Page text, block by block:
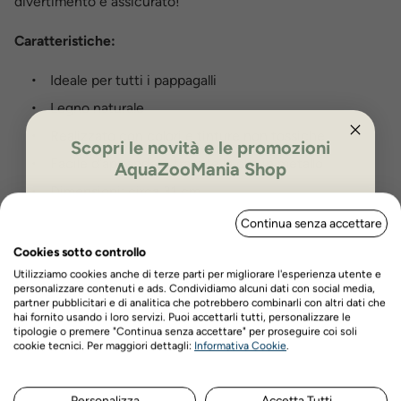
Caratteristiche:
Ideale per tutti i pappagalli
Legno naturale
Facile d'appendere tramite la clip in metallo
Dimensioni: circa 31 cm
Promuove il benessere fisico e psicologico
Recensioni prodotto
Continua senza accettare
Cookies sotto controllo
Utilizziamo cookies anche di terze parti per migliorare l'esperienza utente e
personalizzare contenuti e ads. Condividiamo alcuni dati con social media,
partner pubblicitari e di analitica che potrebbero combinarli con altri dati che
hai fornito usando i loro servizi. Puoi accettarli tutti, personalizzare le
tipologie o premere "Continua senza accettare" per proseguire coi soli
cookie tecnici. Per maggiori dettagli: Informativa Cookie
Scopri le novità e le promozioni
AquaZooMania Shop
ISCRIVITI PER OTTENERE IL 5%
DI SCONTO
Nome Cognome